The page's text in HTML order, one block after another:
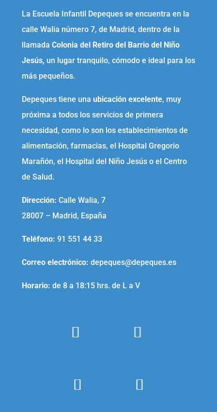
La Escuela Infantil Depeques se encuentra en la
calle Walia número 7, de Madrid, dentro de la
llamada Colonia del Retiro del Barrio del Niño
Jesús, un lugar tranquilo, cómodo e ideal para los
más pequeños.
Depeques tiene una ubicación excelente, muy
próxima a todos los servicios de primera
necesidad, como lo son los establecimientos de
alimentación, farmacias, el Hospital Gregorio
Marañón, el Hospital del Niño Jesús o el Centro
de Salud.
Dirección: Calle Walia, 7
28007 – Madrid, España
Teléfono: 91 551 44 33
Correo electrónico: depeques@depeques.es
Horario: de 8 a 18:15 hrs. de L a V